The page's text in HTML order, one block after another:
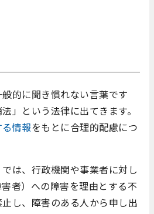
般的に聞き慣れない言葉です
」という法律に出てきます。
情報をもとに合理的配慮につ
では、行政機関や事業者に対し
者）への障害を理由とする不
し、障害のある人から申し出